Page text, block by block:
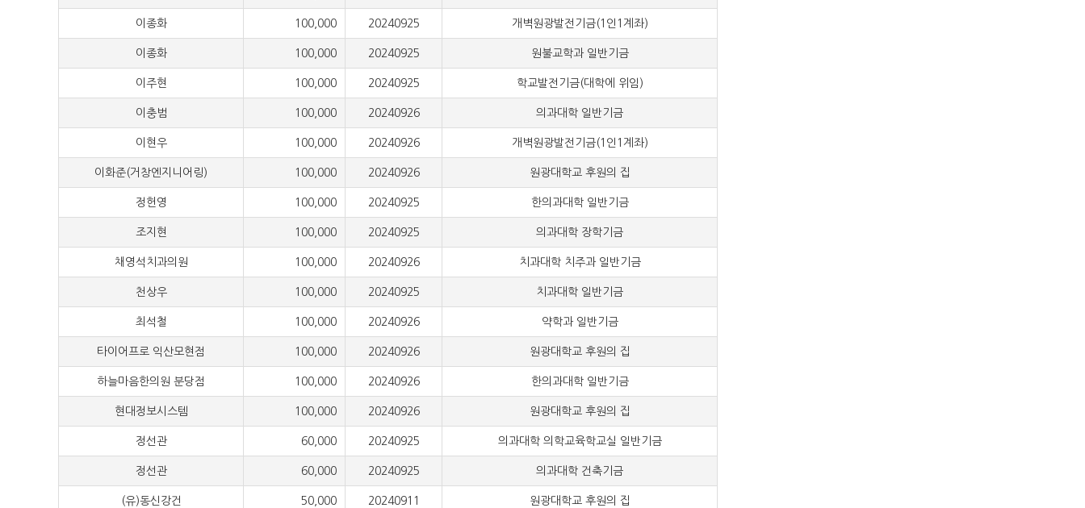
이종화 100,000 20240925 개벽원광발전기금(1인1계좌)
이종화 100,000 20240925 원불교학과 일반기금
이주현 100,000 20240925 학교발전기금(대학에 위임)
이충범 100,000 20240926 의과대학 일반기금
이현우 100,000 20240926 개벽원광발전기금(1인1계좌)
이화준(거창엔지니어링) 100,000 20240926 원광대학교 후원의 집
정헌영 100,000 20240925 한의과대학 일반기금
조지현 100,000 20240925 의과대학 장학기금
채영석치과의원 100,000 20240926 치과대학 치주과 일반기금
천상우 100,000 20240925 치과대학 일반기금
최석철 100,000 20240926 약학과 일반기금
타이어프로 익산모현점 100,000 20240926 원광대학교 후원의 집
하늘마음한의원 분당점 100,000 20240926 한의과대학 일반기금
현대정보시스템 100,000 20240926 원광대학교 후원의 집
정선관 60,000 20240925 의과대학 의학교육학교실 일반기금
정선관 60,000 20240925 의과대학 건축기금
(유)동신강건 50,000 20240911 원광대학교 후원의 집